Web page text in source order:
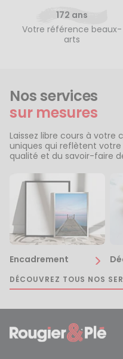
172 ans
Votre référence beaux-
arts
Nos services
sur mesures
Laissez libre cours à votre
uniques qui reflètent
qualité et du savoir-faire
Encadrement
DÉCOUVREZ TOUS NOS